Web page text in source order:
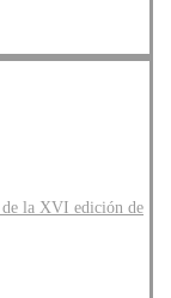
la XVI edición de